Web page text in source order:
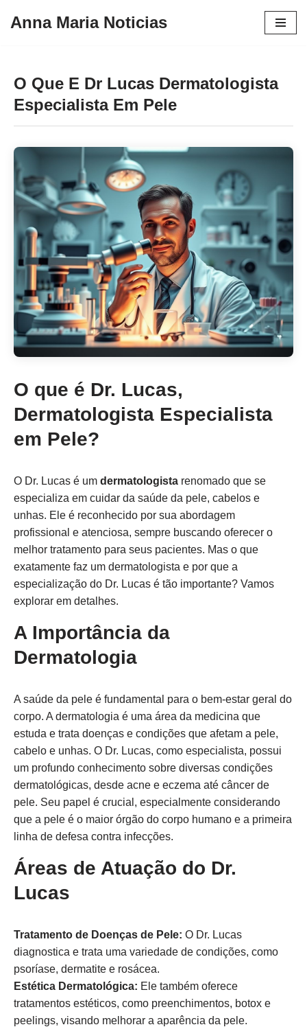
conteúdo
Anna Maria Noticias
O Que E Dr Lucas Dermatologista
Especialista Em Pele
O que é Dr. Lucas,
Dermatologista Especialista
em Pele?
O Dr. Lucas é um dermatologista renomado que se
especializa em cuidar da saúde da pele, cabelos e
unhas. Ele é reconhecido por sua abordagem
profissional e atenciosa, sempre buscando oferecer o
melhor tratamento para seus pacientes. Mas o que
exatamente faz um dermatologista e por que a
especialização do Dr. Lucas é tão importante? Vamos
explorar em detalhes.
A Importância da
Dermatologia
A saúde da pele é fundamental para o bem-estar geral do
corpo. A dermatologia é uma área da medicina que
estuda e trata doenças e condições que afetam a pele,
cabelo e unhas. O Dr. Lucas, como especialista, possui
um profundo conhecimento sobre diversas condições
dermatológicas, desde acne e eczema até câncer de
pele. Seu papel é crucial, especialmente considerando
que a pele é o maior órgão do corpo humano e a primeira
linha de defesa contra infecções.
Áreas de Atuação do Dr.
Lucas
Tratamento de Doenças de Pele: O Dr. Lucas
diagnostica e trata uma variedade de condições, como
psoríase, dermatite e rosácea.
Estética Dermatológica: Ele também oferece
tratamentos estéticos, como preenchimentos, botox e
peelings, visando melhorar a aparência da pele.